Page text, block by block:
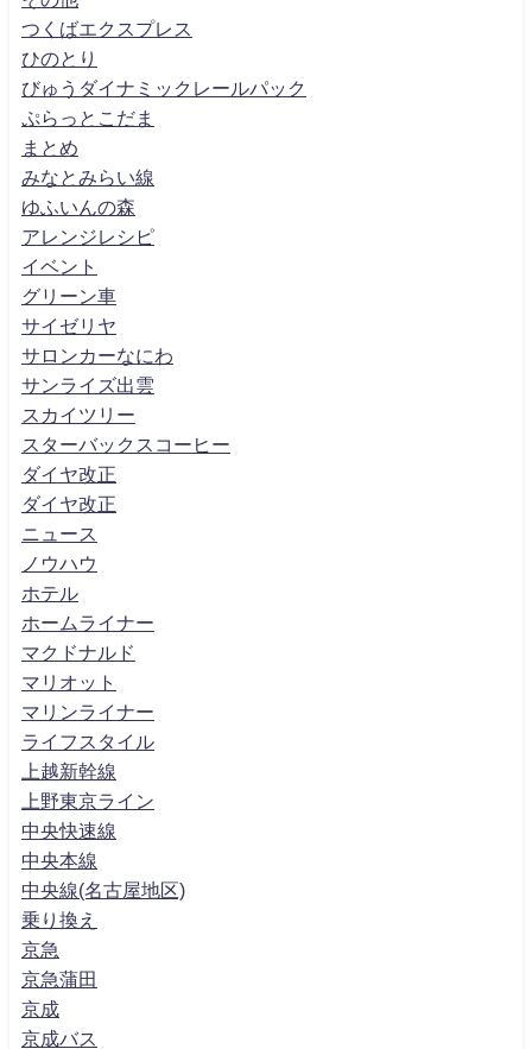
つくばエクスプレス
ひのとり
びゅうダイナミックレールパック
ぷらっとこだま
まとめ
みなとみらい線
ゆふいんの森
アレンジレシピ
イベント
グリーン車
サイゼリヤ
サロンカーなにわ
サンライズ出雲
スカイツリー
スターバックスコーヒー
ダイヤ改正
ダイヤ改正
ニュース
ノウハウ
ホテル
ホームライナー
マクドナルド
マリオット
マリンライナー
ライフスタイル
上越新幹線
上野東京ライン
中央快速線
中央本線
中央線(名古屋地区)
乗り換え
京急
京急蒲田
京成
京成バス